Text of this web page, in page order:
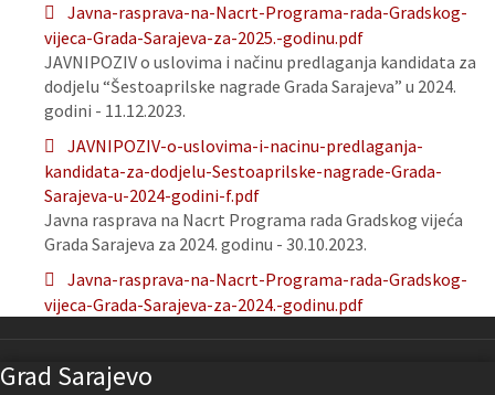
Javna-rasprava-na-Nacrt-Programa-rada-Gradskog-
vijeca-Grada-Sarajeva-za-2025.-godinu.pdf
JAVNIPOZIV o uslovima i načinu predlaganja kandidata za
dodjelu “Šestoaprilske nagrade Grada Sarajeva” u 2024.
godini - 11.12.2023.
JAVNIPOZIV-o-uslovima-i-nacinu-predlaganja-
kandidata-za-dodjelu-Sestoaprilske-nagrade-Grada-
Sarajeva-u-2024-godini-f.pdf
Javna rasprava na Nacrt Programa rada Gradskog vijeća
Grada Sarajeva za 2024. godinu - 30.10.2023.
Javna-rasprava-na-Nacrt-Programa-rada-Gradskog-
vijeca-Grada-Sarajeva-za-2024.-godinu.pdf
Grad Sarajevo